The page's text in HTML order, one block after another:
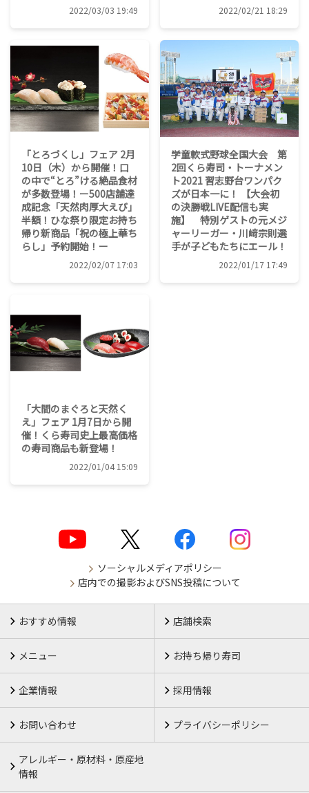
2022/03/03 19:49 2022/02/21 18:29
「とろづくし」フェア 2月
10日（木）から開催！口
の中で“とろ”ける絶品食材
が多数登場！ー500店舗達
成記念「天然肉厚大えび」
半額！ひな祭り限定お持ち
帰り新商品「祝の極上華ち
らし」予約開始！ー
2022/02/07 17:03
学童軟式野球全国大会 第
2回くら寿司・トーナメン
ト2021 習志野台ワンパク
ズが日本一に！ 【大会初
の決勝戦LIVE配信も実
施】 特別ゲストの元メジ
ャーリーガー・川﨑宗則選
手が子どもたちにエール！
2022/01/17 17:49
「大間のまぐろと天然く
え」フェア 1月7日から開
催！くら寿司史上最高価格
の寿司商品も新登場！
2022/01/04 15:09
ソーシャルメディアポリシー
店内での撮影およびSNS投稿について
おすすめ情報 店舗検索
メニュー お持ち帰り寿司
企業情報 採用情報
お問い合わせ プライバシーポリシー
アレルギー・原材料・原産地
情報